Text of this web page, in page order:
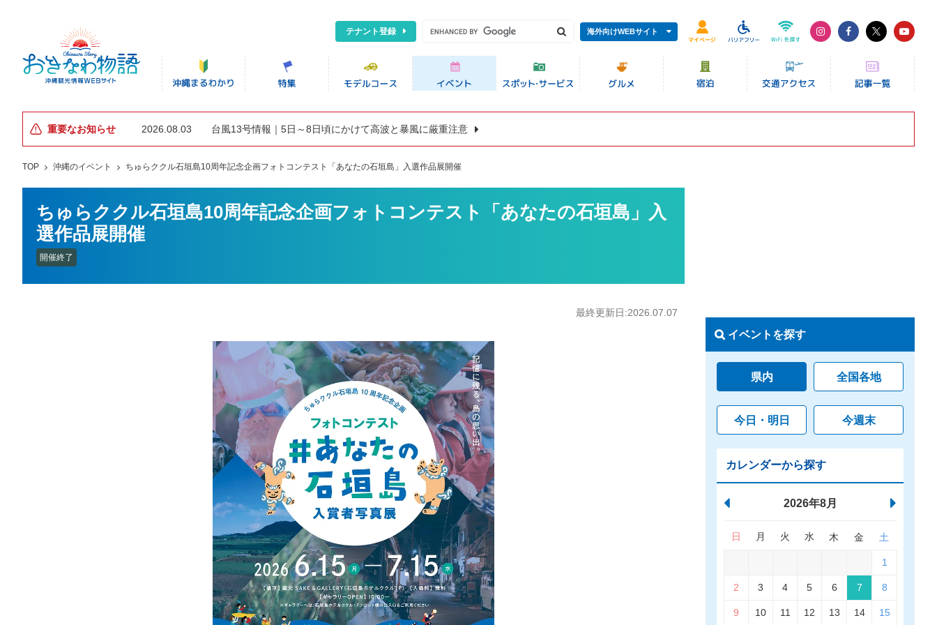
テナント登録 海外向けWEBサイト
重要なお知らせ 2026.08.03 台風13号情報｜5日～8日頃にかけて高波と暴風に厳重注意
TOP 沖縄のイベント ちゅらククル石垣島10周年記念企画フォトコンテスト「あなたの石垣島」入選作品展開催
ちゅらククル石垣島10周年記念企画フォトコンテスト「あなたの石垣島」入
選作品展開催
開催終了
最終更新日:2026.07.07
イベントを探す
県内 全国各地
今日・明日 今週末
カレンダーから探す
2026年8月
日 月 火 水 木 金 土
1
2 3 4 5 6 7 8
9 10 11 12 13 14 15